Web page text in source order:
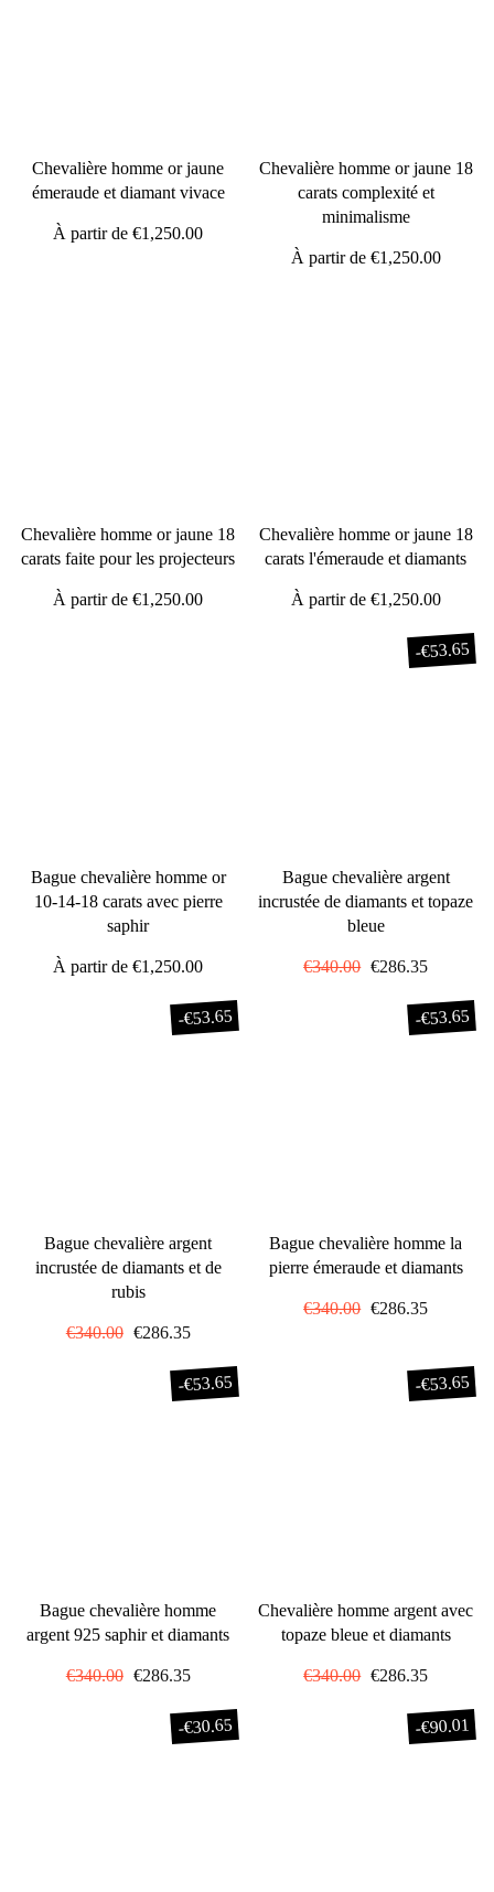
Chevalière homme or jaune
émeraude et diamant vivace
À partir de€1,250.00
Chevalière homme or jaune 18
carats complexité et
minimalisme
À partir de €1,250.00
Chevalière homme or jaune 18
carats faite pour les projecteurs
À partir de€1,250.00
Chevalière homme or jaune 18
carats l'émeraude et diamants
À partir de €1,250.00
Bague chevalière homme or
10-14-18 carats avec pierre
saphir
À partir de€1,250.00
-€53.65
Bague chevalière argent
incrustée de diamants et topaze
bleue
Prix
€340.00 Prix
€286.35
-€53.65
Bague chevalière argent
incrustée de diamants et de
rubis
Prix
€340.00 Prix
€286.35
-€53.65
Bague chevalière homme la
pierre émeraude et diamants
Prix
€340.00 Prix
€286.35
-€53.65
Bague chevalière homme
argent 925 saphir et diamants
Prix
€340.00 Prix
€286.35
-€53.65
Chevalière homme argent avec
topaze bleue et diamants
Prix
€340.00 Prix
€286.35
-€30.65 -€90.01